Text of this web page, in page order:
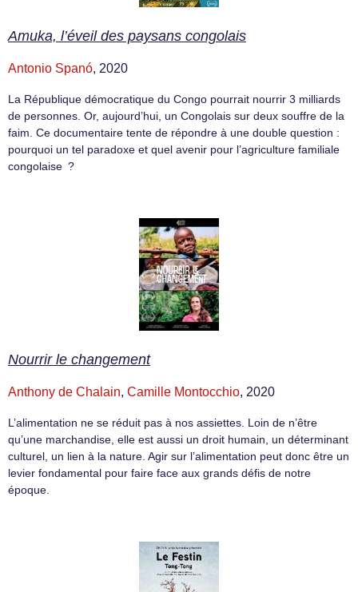
Amuka, l’éveil des paysans congolais
Antonio Spanó, 2020
La République démocratique du Congo pourrait nourrir 3 milliards
de personnes. Or, aujourd’hui, un Congolais sur deux souffre de la
faim. Ce documentaire tente de répondre à une double question :
pourquoi un tel paradoxe et quel avenir pour l’agriculture familiale
congolaise ?
Nourrir le changement
Anthony de Chalain, Camille Montocchio, 2020
L’alimentation ne se réduit pas à nos assiettes. Loin de n’être
qu’une marchandise, elle est aussi un droit humain, un déterminant
culturel, un lien à la nature. Agir sur l’alimentation peut donc être un
levier fondamental pour faire face aux grands défis de notre
époque.